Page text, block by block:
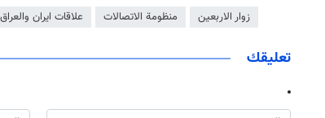
زوار الاربعين منظومة الاتصالات علاقات ايران والعراق
تعليقك